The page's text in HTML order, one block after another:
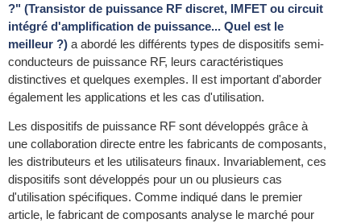
?" (Transistor de puissance RF discret, IMFET ou circuit
intégré d'amplification de puissance... Quel est le
meilleur ?) a abordé les différents types de dispositifs semi-
conducteurs de puissance RF, leurs caractéristiques
distinctives et quelques exemples. Il est important d'aborder
également les applications et les cas d'utilisation.
Les dispositifs de puissance RF sont développés grâce à
une collaboration directe entre les fabricants de composants,
les distributeurs et les utilisateurs finaux. Invariablement, ces
dispositifs sont développés pour un ou plusieurs cas
d'utilisation spécifiques. Comme indiqué dans le premier
article, le fabricant de composants analyse le marché pour